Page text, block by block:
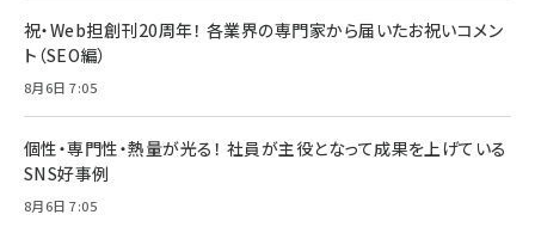
祝・Web担創刊20周年！ 各業界の専門家から届いたお祝いコメン
ト（SEO編）
8月6日 7:05
個性・専門性・熱量が光る！ 社員が主役となって成果を上げている
SNS好事例
8月6日 7:05